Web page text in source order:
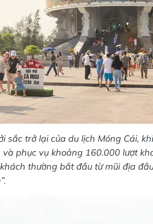
sắc trở lại của du lịch Móng Cái,
phục vụ khoảng 160.000 lượt
thường bắt đầu từ mũi địa